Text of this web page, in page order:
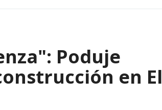
Poduje
en El